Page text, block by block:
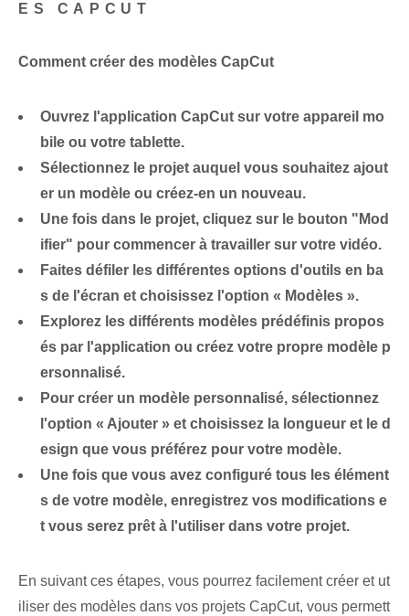
ES CAPCUT
Comment créer des modèles CapCut
Ouvrez l'application CapCut sur votre appareil mo
bile ou votre tablette.
Sélectionnez le projet auquel vous souhaitez ajout
er un modèle ou créez-en un nouveau.
Une fois dans le projet, cliquez sur le bouton "Mod
ifier" pour commencer à travailler sur votre vidéo.
Faites défiler les différentes options d'outils en ba
s de l'écran et choisissez l'option « Modèles ».
Explorez les différents modèles prédéfinis propos
és par l'application ou créez votre propre modèle p
ersonnalisé.
Pour créer un modèle personnalisé, sélectionnez
l'option « Ajouter » et choisissez la longueur et le d
esign que vous préférez pour votre modèle.
Une fois que vous avez configuré tous les élément
s de votre modèle, enregistrez vos modifications e
t vous serez prêt à l'utiliser dans votre projet.
En suivant ces étapes, vous pourrez facilement créer et ut
iliser des modèles dans vos projets CapCut, vous permett